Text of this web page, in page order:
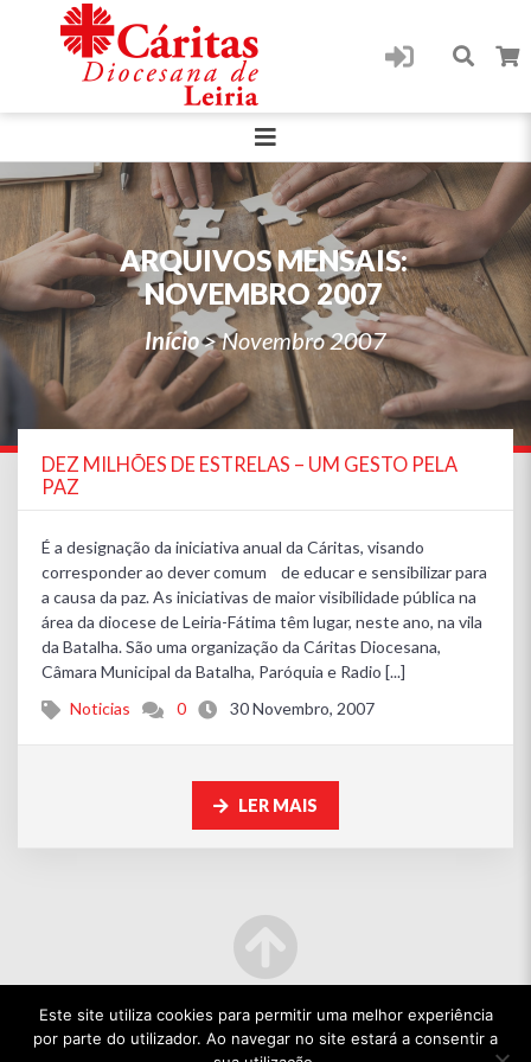
ARQUIVOS MENSAIS:
NOVEMBRO 2007
Início>Novembro 2007
DEZ MILHÕES DE ESTRELAS – UM GESTO PELA
PAZ
É a designação da iniciativa anual da Cáritas, visando
corresponder ao dever comum de educar e sensibilizar para
a causa da paz. As iniciativas de maior visibilidade pública na
área da diocese de Leiria-Fátima têm lugar, neste ano, na vila
da Batalha. São uma organização da Cáritas Diocesana,
Câmara Municipal da Batalha, Paróquia e Radio [...]
Noticias
0 30 Novembro, 2007
LER MAIS
Este site utiliza cookies para permitir uma melhor experiência
por parte do utilizador. Ao navegar no site estará a consentir a